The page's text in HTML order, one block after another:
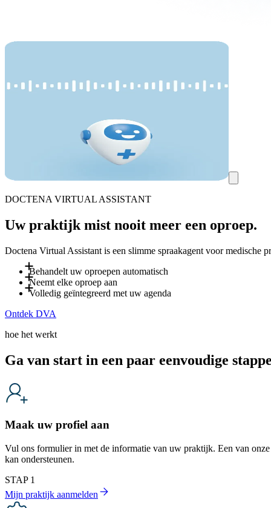
DOCTENA VIRTUAL ASSISTANT
Uw praktijk mist nooit meer een oproep.
Doctena Virtual Assistant is een slimme spraakagent voor
Behandelt uw oproepen automatisch
Tot 80 % van de inkomende oproepen wordt door DVA
Neemt elke oproep aan
informatie die u definieert, waardoor uw team minder wordt
Volledig geïntegreerd met uw agenda
DVA is volledig geïntegreerd met uw Doctena-agenda en
Ontdek DVA
hoe het werkt
Ga van start in een paar eenvoudige
Maak uw profiel aan
Vul ons formulier in met de informatie van uw praktijk. Een van
kan ondersteunen.
STAP 1
Mijn praktijk aanmelden